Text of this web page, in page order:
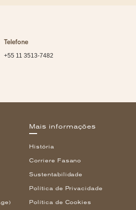
Telefone
+55 11 3513-7482
Mais informações
História
Corriere Fasano
Sustentabilidade
Política de Privacidade
Política de Cookies